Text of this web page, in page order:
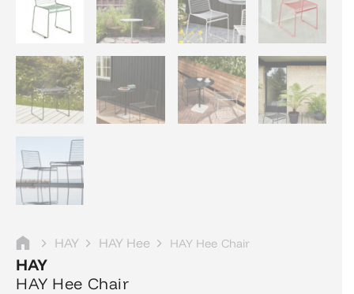
HAY HAY Hee HAY Hee Chair
HAY
HAY Hee Chair